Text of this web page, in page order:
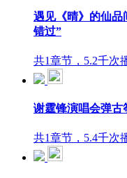
遇见《晴》的仙品
错过”
共1章节，5.2千次
谢霆锋演唱会弹古
共1章节，5.4千次